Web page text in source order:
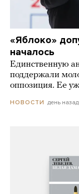
«Яблоко»
началось
Единственную
поддержали
оппозиция. Ее
НОВОСТИ день назад